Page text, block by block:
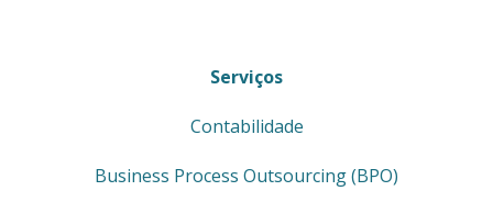
Serviços
Contabilidade
Business Process Outsourcing (BPO)